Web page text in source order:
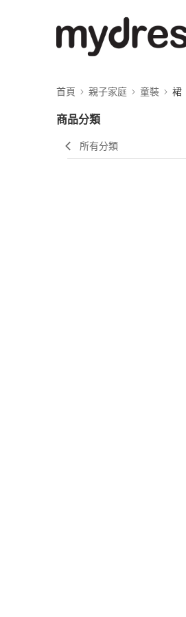
首頁 親子家庭 童裝 裙
商品分類
所有分類